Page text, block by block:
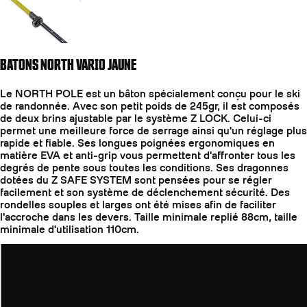
BATONS NORTH VARIO JAUNE
Le NORTH POLE est un bâton spécialement conçu pour le ski
de randonnée. Avec son petit poids de 245gr, il est composés
de deux brins ajustable par le système Z LOCK. Celui-ci
permet une meilleure force de serrage ainsi qu'un réglage plus
rapide et fiable. Ses longues poignées ergonomiques en
matière EVA et anti-grip vous permettent d'affronter tous les
degrés de pente sous toutes les conditions. Ses dragonnes
dotées du Z SAFE SYSTEM sont pensées pour se régler
facilement et son système de déclenchement sécurité. Des
rondelles souples et larges ont été mises afin de faciliter
l'accroche dans les devers. Taille minimale replié 88cm, taille
minimale d'utilisation 110cm.